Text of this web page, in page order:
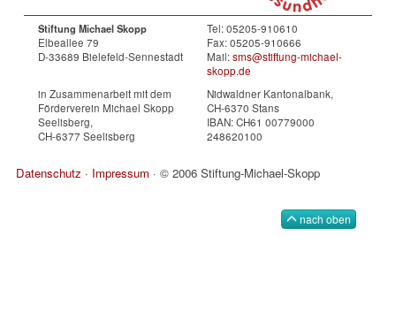
Stiftung Michael Skopp
Elbeallee 79
D-33689 Bielefeld-Sennestadt
Tel: 05205-910610
Fax: 05205-910666
Mail:sms@stiftung-michael-
skopp.de
in Zusammenarbeit mit dem
Förderverein Michael Skopp
Seelisberg,
CH-6377 Seelisberg
Nidwaldner Kantonalbank,
CH-6370 Stans
IBAN: CH61 00779000
248620100
Datenschutz · Impressum · © 2006 Stiftung-Michael-Skopp
nach oben